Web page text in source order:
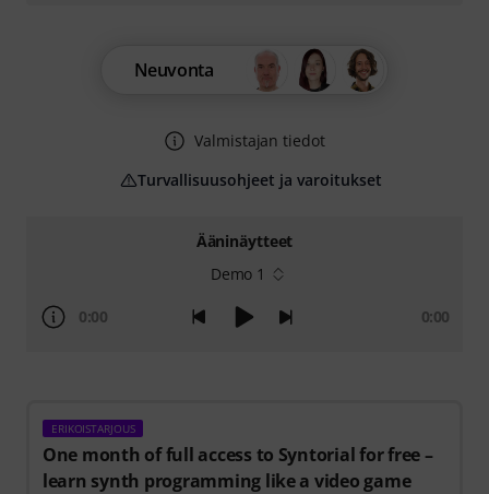
Ääninäytteet
Demo 1
0:00 0:00
ERIKOISTARJOUS
One month of full access to Syntorial for free –
learn synth programming like a video game
Neuvonta
Valmistajan tiedot
Turvallisuusohjeet ja varoitukset